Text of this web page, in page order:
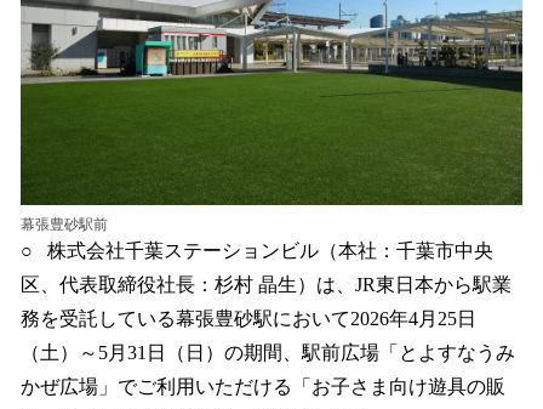
込
み
中
で
幕張豊砂駅前
○ 株式会社千葉ステーションビル（本社：千葉市中央
区、代表取締役社長：杉村 晶生）は、JR東日本から駅業
務を受託している幕張豊砂駅において2026年4月25日
（土）～5月31日（日）の期間、駅前広場「とよすなうみ
かぜ広場」でご利用いただける「お子さま向け遊具の販